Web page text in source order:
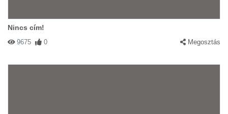
Nincs cím!
9675 0 Megosztás